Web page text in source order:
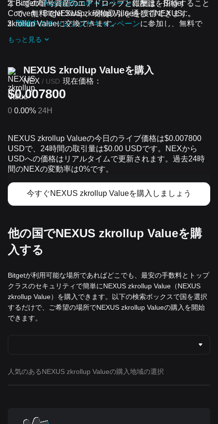
BitgetのAssist2Earnキャンペーンに友達を招待すること
で、無料でNEXUS zkrollup Valueを獲得できます。
開催中のチャレンジとキャンペーンに参加し、無料で
ょう
すべての暗号資産のエアドロップと報酬は、Bitget
Convert、Bitget Swap、現物取引を通じてNEXUS
zkrollup Valueに交換できます。
もっと見る
NEXUS zkrollup Valueを‌購入
NEX / USD 現在価格：
$0.007800
0 0.00% 24H
NEXUS zkrollup Valueの今日のライブ価格は$0.007800
USDで、24時間の取引量は$0.00 USDです。NEXから
USDへの価格はリアルタイムで更新されます。過去24時
間のNEXの変動率は0%です。
今すぐNEXUS zkrollup Valueを購入しましょう
他の国でNEXUS zkrollup Valueを購
入する
Bitgetが利用可能な場所であればどこでも、最安の手数料とトップ
クラスのセキュリティで簡単にNEXUS zkrollup Value（NEXUS
zkrollup Value）を購入できます。以下の検索ボックスで国を選択
するだけで、ご希望の場所でNEXUS zkrollup Valueの購入を開始
できます。
人気のあるNEXUS zkrollup Valueの購入地域の選択